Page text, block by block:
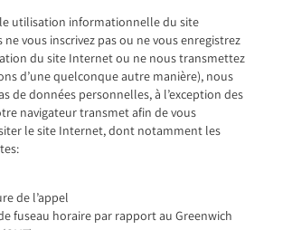
utilisation informationnelle du site
vous inscrivez pas ou ne vous enregistrez
du site Internet ou ne nous transmettez
d’une quelconque autre manière), nous
de données personnelles, à l’exception des
navigateur transmet afin de vous
le site Internet, dont notamment les
de l’appel
fuseau horaire par rapport au Greenwich